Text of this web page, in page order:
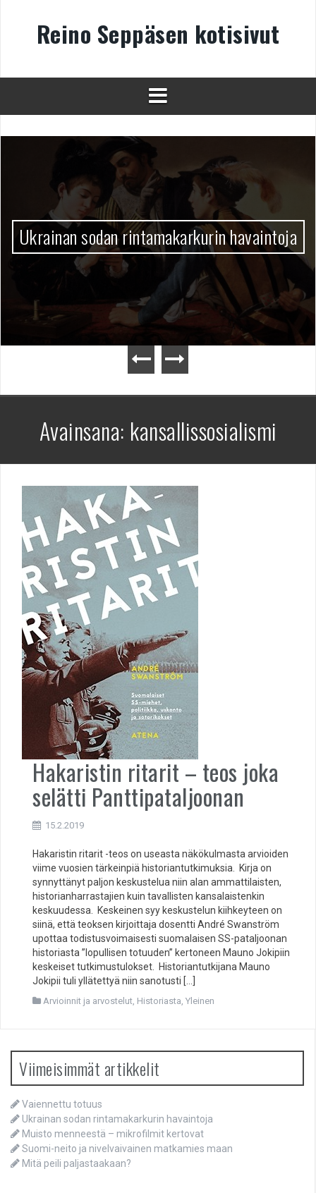
Reino Seppäsen kotisivut
Ukrainan sodan rintamakarkurin havaintoja
Avainsana: kansallissosialismi
Hakaristin ritarit – teos joka
selätti Panttipataljoonan
15.2.2019
Hakaristin ritarit -teos on useasta näkökulmasta arvioiden
viime vuosien tärkeinpiä historiantutkimuksia. Kirja on
synnyttänyt paljon keskustelua niin alan ammattilaisten,
historianharrastajien kuin tavallisten kansalaistenkin
keskuudessa. Keskeinen syy keskustelun kiihkeyteen on
siinä, että teoksen kirjoittaja dosentti André Swanström
upottaa todistusvoimaisesti suomalaisen SS-pataljoonan
historiasta ”lopullisen totuuden” kertoneen Mauno Jokipiin
keskeiset tutkimustulokset. Historiantutkijana Mauno
Jokipii tuli yllätettyä niin sanotusti […]
Arvioinnit ja arvostelut, Historiasta, Yleinen
Viimeisimmät artikkelit
Vaiennettu totuus
Ukrainan sodan rintamakarkurin havaintoja
Muisto menneestä – mikrofilmit kertovat
Suomi-neito ja nivelvaivainen matkamies maan
Mitä peili paljastaakaan?